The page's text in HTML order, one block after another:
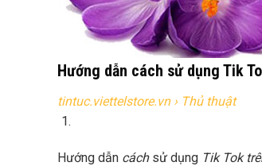
Hướng dẫn cách sử dụng Tik
tintuc.viettelstore.vn› Thủ thuật
Hướng dẫn cáchsử dụng Tik Tok